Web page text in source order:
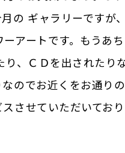
の ギャラリーですが
アートです。もうあ
、ＣＤを出されたり
のでお近くをお通り
させていただいており